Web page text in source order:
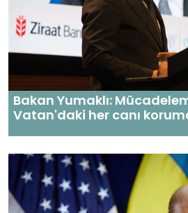
Bakan Yumaklı:
Vatan'daki her canı